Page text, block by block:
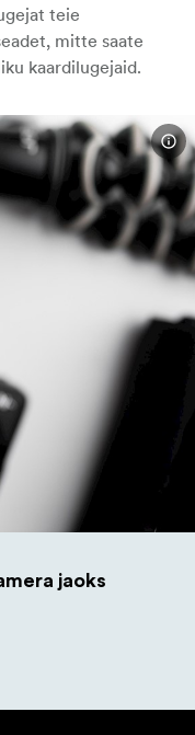
teie
mitte saate
kaardilugejaid.
jaoks